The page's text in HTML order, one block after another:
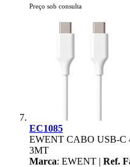
Preço sob consulta
EC1085
EWENT CABO USB-C
3MT
Marca: EWENT | Ref.